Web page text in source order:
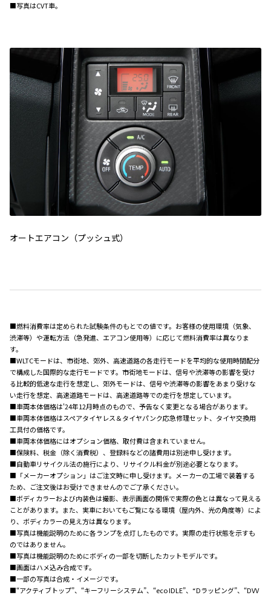
■写真はCVT車。
オートエアコン（プッシュ式）
■燃料消費率は定められた試験条件のもとでの値です。お客様の使用環境（気象、
渋滞等）や運転方法（急発進、エアコン使用等）に応じて燃料消費率は異なりま
す。
■WLTCモードは、市街地、郊外、高速道路の各走行モードを平均的な使用時間配分
で構成した国際的な走行モードです。市街地モードは、信号や渋滞等の影響を受け
る比較的低速な走行を想定し、郊外モードは、信号や渋滞等の影響をあまり受けな
い走行を想定、高速道路モードは、高速道路等での走行を想定しています。
■車両本体価格は'24年12月時点のもので、予告なく変更となる場合があります。
■車両本体価格はスペアタイヤレス＆タイヤパンク応急修理セット、タイヤ交換用
工具付の価格です。
■車両本体価格にはオプション価格、取付費は含まれていません。
■保険料、税金（除く消費税）、登録料などの諸費用は別途申し受けます。
■自動車リサイクル法の施行により、リサイクル料金が別途必要となります。
■「メーカーオプション」はご注文時に申し受けます。メーカーの工場で装着する
ため、ご注文後はお受けできませんのでご了承ください。
■ボディカラーおよび内装色は撮影、表示画面の関係で実際の色とは異なって見える
ことがあります。また、実車においてもご覧になる環境（屋内外、光の角度等）によ
り、ボディカラーの見え方は異なります。
■写真は機能説明のために各ランプを点灯したものです。実際の走行状態を示すも
のではありません。
■写真は機能説明のためにボディの一部を切断したカットモデルです。
■画面はハメ込み合成です。
■一部の写真は合成・イメージです。
■“アクティブトップ”、“キーフリーシステム”、“eco IDLE”、“Dラッピング”、“DVV